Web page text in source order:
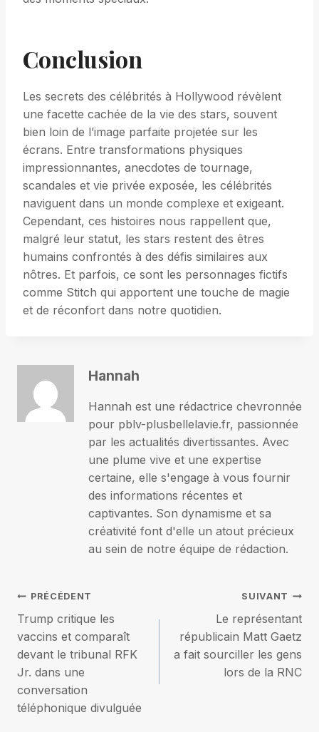
Conclusion
Les secrets des célébrités à Hollywood révèlent
une facette cachée de la vie des stars, souvent
bien loin de l’image parfaite projetée sur les
écrans. Entre transformations physiques
impressionnantes, anecdotes de tournage,
scandales et vie privée exposée, les célébrités
naviguent dans un monde complexe et exigeant.
Cependant, ces histoires nous rappellent que,
malgré leur statut, les stars restent des êtres
humains confrontés à des défis similaires aux
nôtres. Et parfois, ce sont les personnages fictifs
comme Stitch qui apportent une touche de magie
et de réconfort dans notre quotidien.
Hannah
Hannah est une rédactrice chevronnée
pour pblv-plusbellelavie.fr, passionnée
par les actualités divertissantes. Avec
une plume vive et une expertise
certaine, elle s'engage à vous fournir
des informations récentes et
captivantes. Son dynamisme et sa
créativité font d'elle un atout précieux
au sein de notre équipe de rédaction.
Navigation
de
l’article
PRÉCÉDENT
Trump critique les
vaccins et comparaît
devant le tribunal RFK
Jr. dans une
conversation
téléphonique divulguée
SUIVANT
Le représentant
républicain Matt Gaetz
a fait sourciller les gens
lors de la RNC